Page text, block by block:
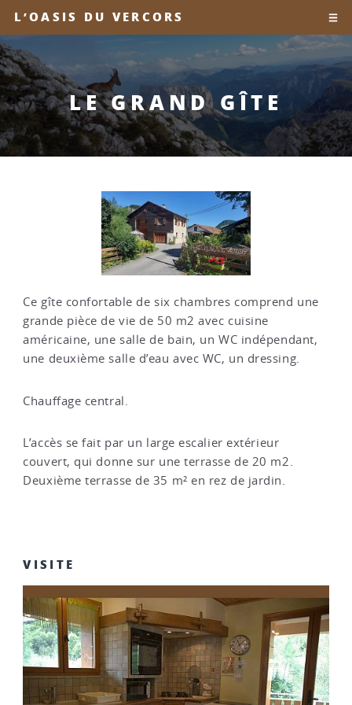
L’OASIS DU VERCORS
LE GRAND GÎTE
Ce gîte confortable de six chambres comprend une
grande pièce de vie de 50 m2 avec cuisine
américaine, une salle de bain, un WC indépendant,
une deuxième salle d’eau avec WC, un dressing.
Chauffage central.
L’accès se fait par un large escalier extérieur
couvert, qui donne sur une terrasse de 20 m2.
Deuxième terrasse de 35 m² en rez de jardin.
VISITE